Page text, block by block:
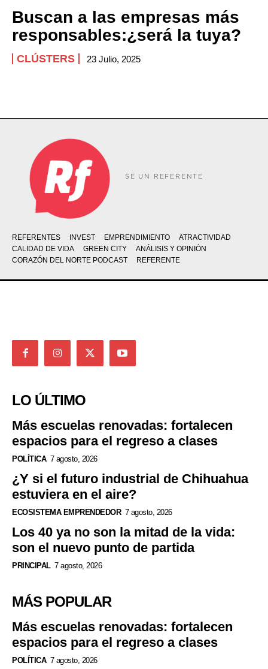
Buscan a las empresas más
responsables:¿será la tuya?
CLÚSTERS 23 Julio, 2025
SÉ UN REFERENTE
REFERENTES INVEST EMPRENDIMIENTO
ATRACTIVIDAD
CALIDAD DE VIDA
GREEN CITY
ANÁLISIS Y OPINIÓN
CORAZÓN DEL NORTE PODCAST
REFERENTE
LO ÚLTIMO
Más escuelas renovadas: fortalecen
espacios para el regreso a clases
POLÍTICA 7 agosto, 2026
¿Y si el futuro industrial de Chihuahua
estuviera en el aire?
ECOSISTEMA EMPRENDEDOR 7 agosto, 2026
Los 40 ya no son la mitad de la vida:
son el nuevo punto de partida
PRINCIPAL 7 agosto, 2026
MÁS POPULAR
Más escuelas renovadas: fortalecen
espacios para el regreso a clases
POLÍTICA 7 agosto, 2026